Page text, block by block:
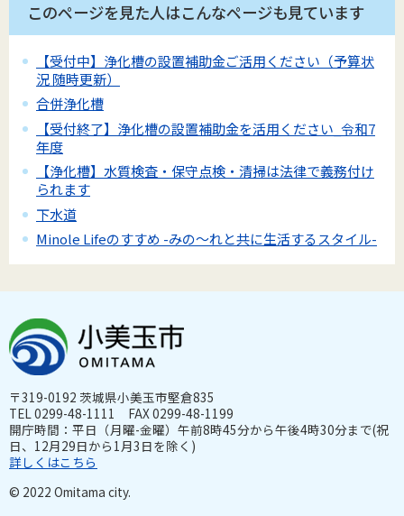
このページを見た人はこんなページも見ています
【受付中】浄化槽の設置補助金ご活用ください（予算状
況 随時更新）
合併浄化槽
【受付終了】浄化槽の設置補助金を活用ください_令和7
年度
【浄化槽】水質検査・保守点検・清掃は法律で義務付け
られます
下水道
Minole Lifeのすすめ -みの～れと共に生活するスタイル-
〒319-0192 茨城県小美玉市堅倉835
TEL 0299-48-1111 FAX 0299-48-1199
開庁時間：平日（月曜-金曜）午前8時45分から午後4時30分まで(祝
日、12月29日から1月3日を除く)
詳しくはこちら
© 2022 Omitama city.